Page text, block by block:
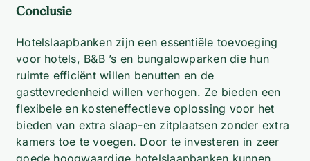
Conclusie
Hotelslaapbanken zijn een essentiële toevoeging
voor hotels, B&B ’s en bungalowparken die hun
ruimte efficiënt willen benutten en de
gasttevredenheid willen verhogen. Ze bieden een
flexibele en kosteneffectieve oplossing voor het
bieden van extra slaap-en zitplaatsen zonder extra
kamers toe te voegen. Door te investeren in zeer
goede hoogwaardige hotelslaapbanken kunnen